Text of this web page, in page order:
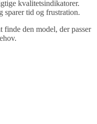
kvalitetsindikatorer.
sparer tid og frustration.
den model, der passer